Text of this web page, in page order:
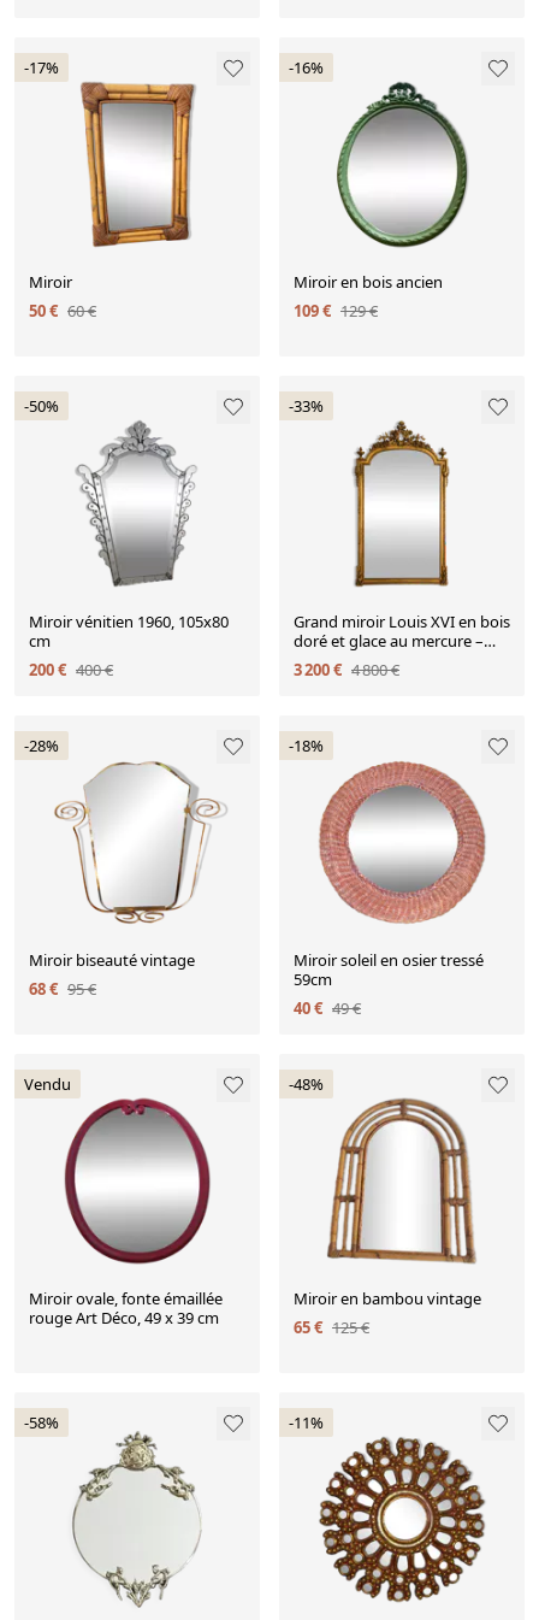
-17%
Miroir
50 € 60 €
-16%
Miroir en bois ancien
109 € 129 €
-50%
Miroir vénitien 1960, 105x80
cm
200 € 400 €
-33%
Grand miroir Louis XVI en bois
doré et glace au mercure –
XIXe siècle
3 200 € 4 800 €
-28%
Miroir biseauté vintage
68 € 95 €
-18%
Miroir soleil en osier tressé
59cm
40 € 49 €
Vendu
Miroir ovale, fonte émaillée
rouge Art Déco, 49 x 39 cm
-48%
Miroir en bambou vintage
65 € 125 €
-58% -11%